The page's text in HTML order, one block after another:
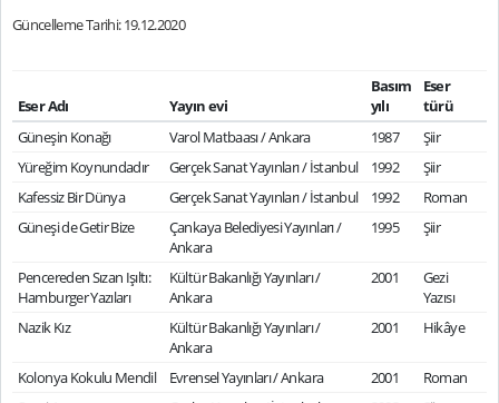
Güncelleme Tarihi: 19.12.2020
Eser Adı Yayın evi
Basım
yılı
Eser
türü
Güneşin Konağı
Varol Matbaası / Ankara 1987
Şiir
Yüreğim Koynundadır
Gerçek Sanat Yayınları / İstanbul 1992
Şiir
Kafessiz Bir Dünya
Gerçek Sanat Yayınları / İstanbul 1992
Roman
Güneşi de Getir Bize
Çankaya Belediyesi Yayınları /
Ankara
1995 Şiir
Pencereden Sızan Işıltı:
Hamburger Yazıları
Kültür Bakanlığı Yayınları /
Ankara
2001
Gezi
Yazısı
Nazik Kız
Kültür Bakanlığı Yayınları /
Ankara
2001 Hikâye
Kolonya Kokulu Mendil Evrensel Yayınları / Ankara 2001
Roman